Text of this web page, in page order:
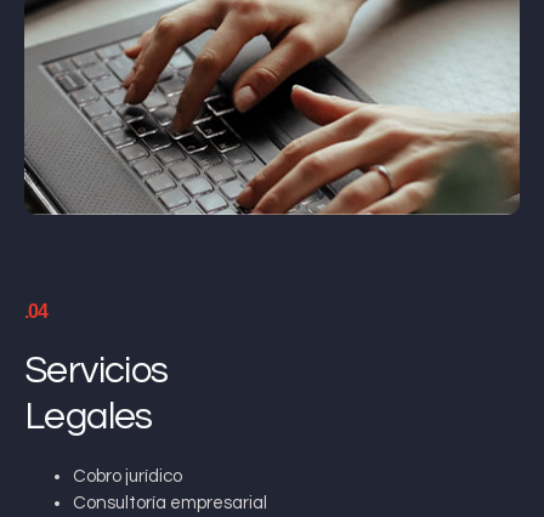
.04
Servicios
Legales
Cobro jurídico
Consultoría empresarial